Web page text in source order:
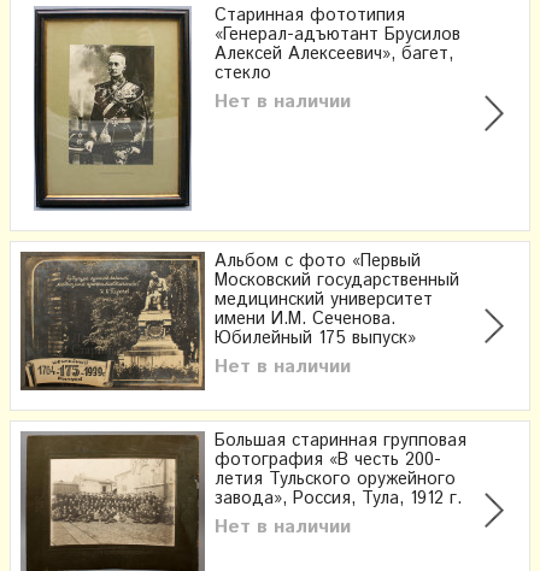
Старинная фототипия
«Генерал-адъютант Брусилов
Алексей Алексеевич», багет,
стекло
Нет в наличии
Альбом с фото «Первый
Московский государственный
медицинский университет
имени И.М. Сеченова.
Юбилейный 175 выпуск»
Нет в наличии
Большая старинная групповая
фотография «В честь 200-
летия Тульского оружейного
завода», Россия, Тула, 1912 г.
Нет в наличии